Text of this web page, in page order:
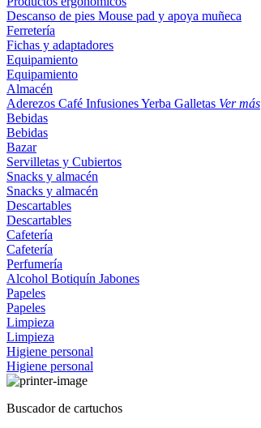
Descanso de pies Mouse pad y apoya muñeca
Ferretería
Fichas y adaptadores
Equipamiento
Equipamiento
Almacén
Aderezos Café InfusionesYerba Galletas Ver más
Bebidas
Bebidas
Bazar
Servilletas y Cubiertos
Snacks y almacén
Snacks y almacén
Descartables
Descartables
Cafetería
Cafetería
Perfumería
Alcohol Botiquín Jabones
Papeles
Papeles
Limpieza
Limpieza
Higiene personal
Higiene personal
Buscador de cartuchos